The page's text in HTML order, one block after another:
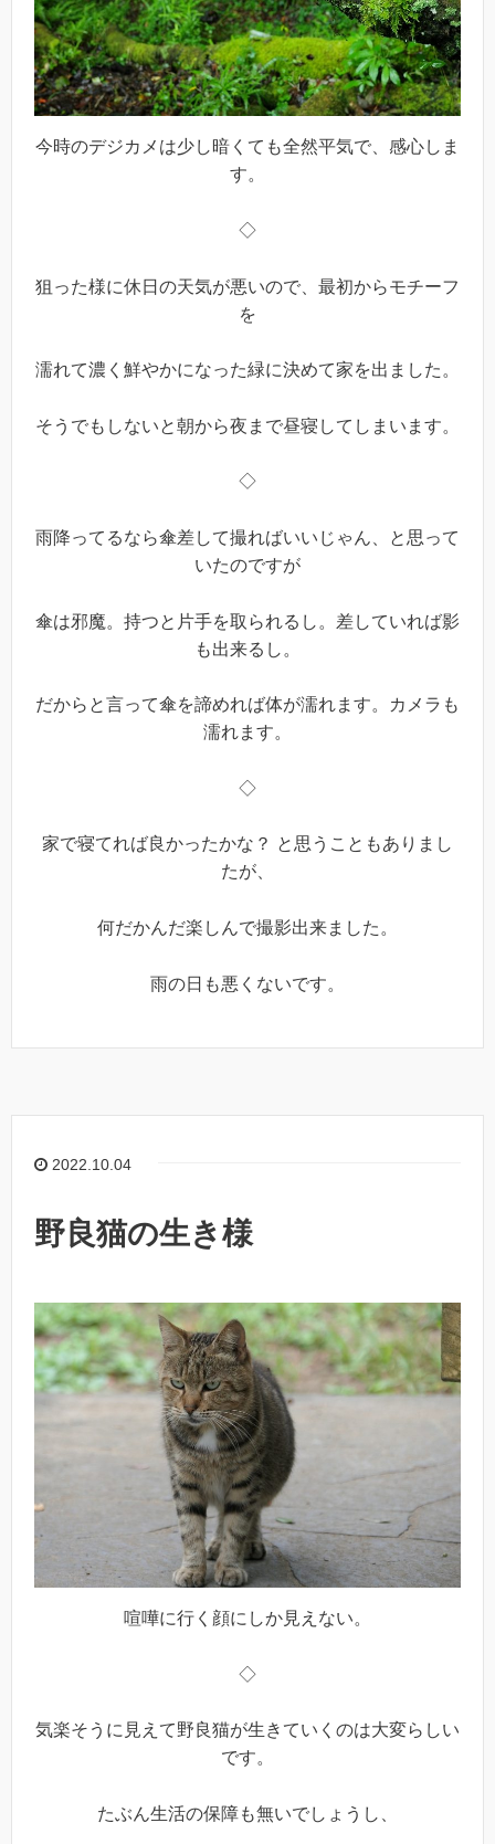
今時のデジカメは少し暗くても全然平気で、感心しま
す。
◇
狙った様に休日の天気が悪いので、最初からモチーフ
を
濡れて濃く鮮やかになった緑に決めて家を出ました。
そうでもしないと朝から夜まで昼寝してしまいます。
◇
雨降ってるなら傘差して撮ればいいじゃん、と思って
いたのですが
傘は邪魔。持つと片手を取られるし。差していれば影
も出来るし。
だからと言って傘を諦めれば体が濡れます。カメラも
濡れます。
◇
家で寝てれば良かったかな？ と思うこともありまし
たが、
何だかんだ楽しんで撮影出来ました。
雨の日も悪くないです。
2022.10.04
野良猫の生き様
喧嘩に行く顔にしか見えない。
◇
気楽そうに見えて野良猫が生きていくのは大変らしい
です。
たぶん生活の保障も無いでしょうし、